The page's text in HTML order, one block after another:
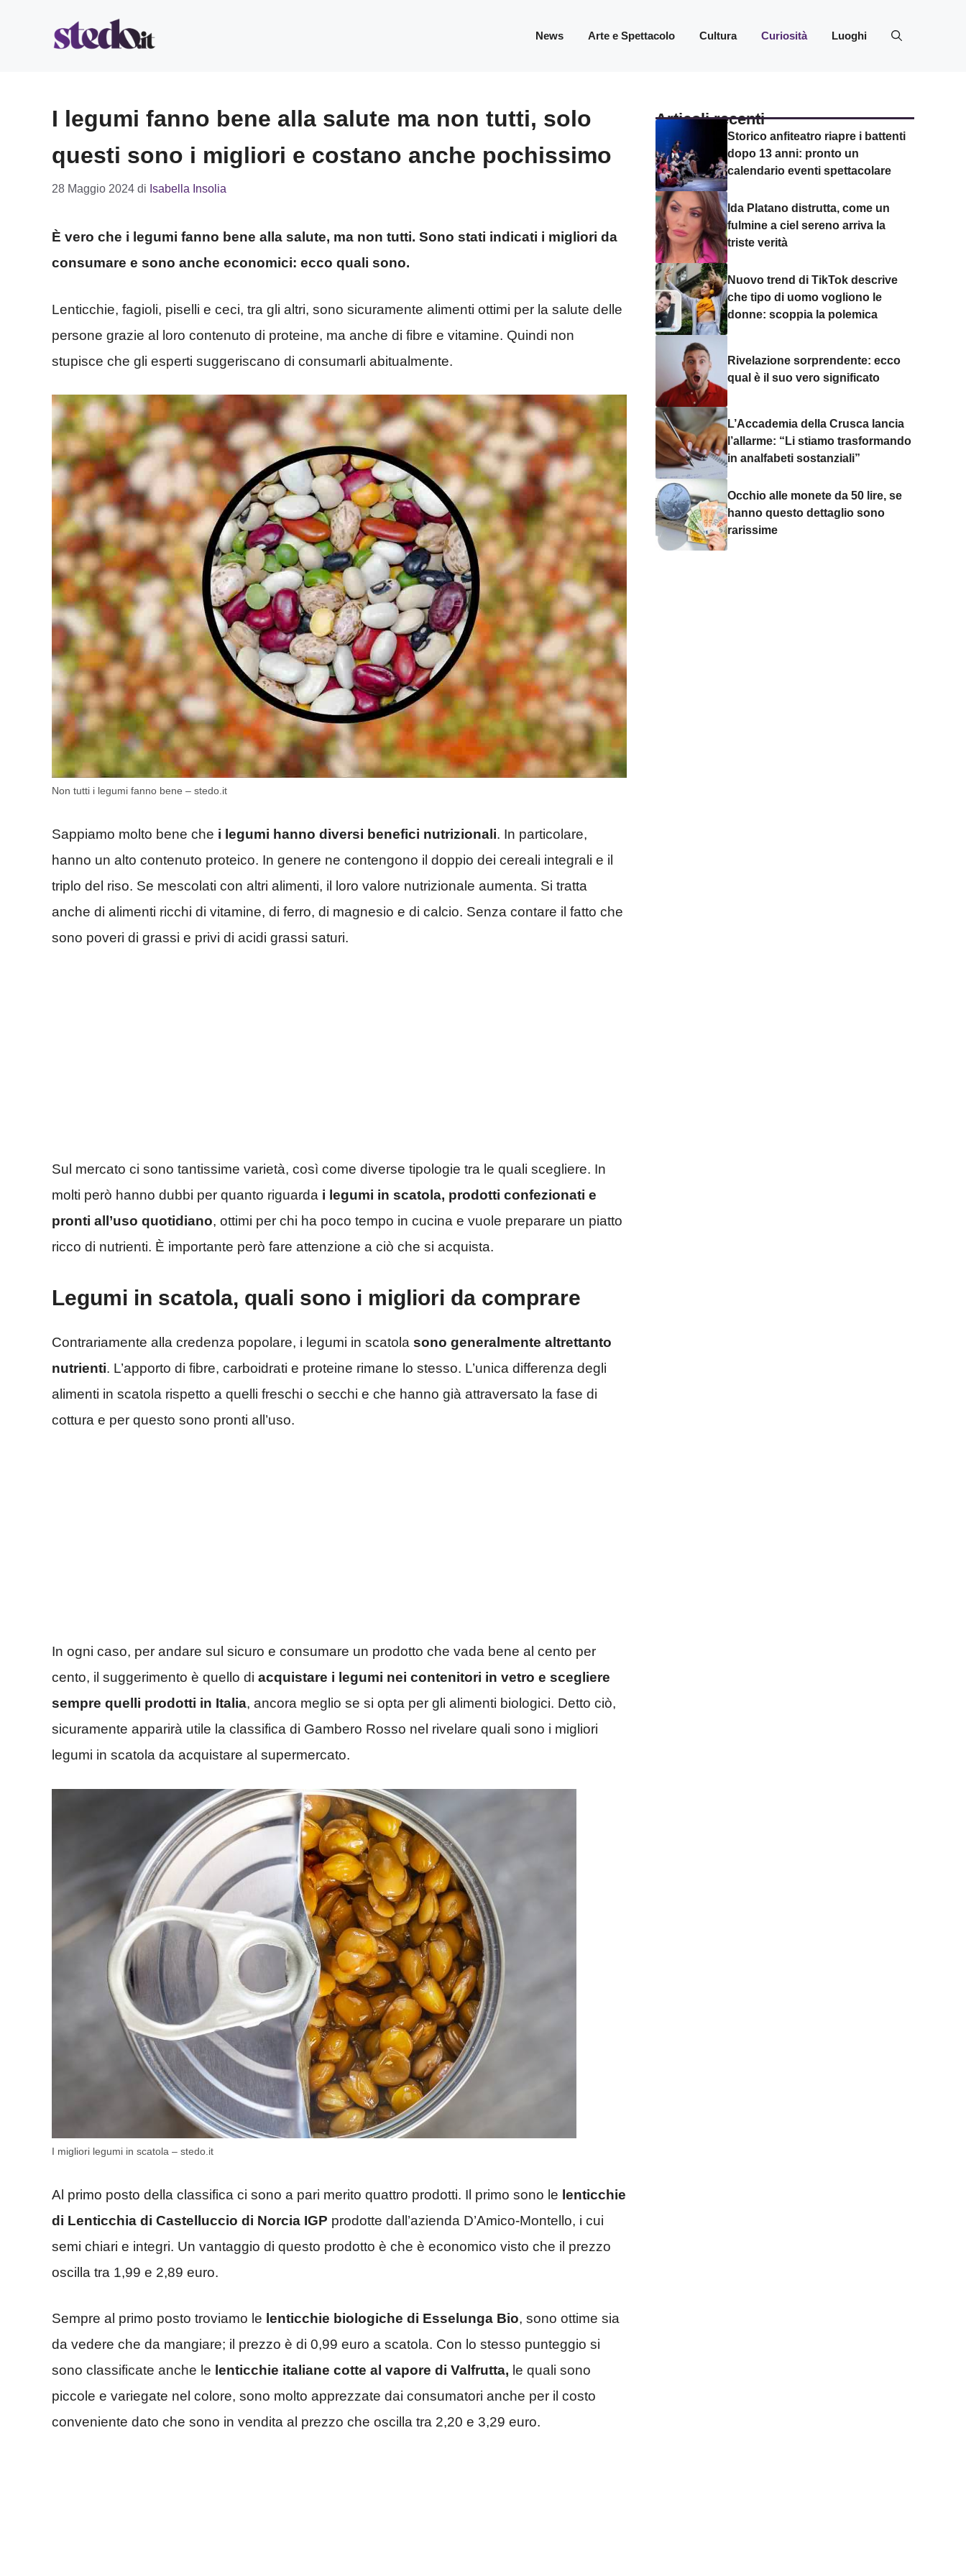
News Arte e Spettacolo Cultura Curiosità Luoghi
I legumi fanno bene alla salute ma non tutti, solo
questi sono i migliori e costano anche pochissimo
28 Maggio 2024 di Isabella Insolia
È vero che i legumi fanno bene alla salute, ma non tutti. Sono stati indicati i migliori da
consumare e sono anche economici: ecco quali sono.
Lenticchie, fagioli, piselli e ceci, tra gli altri, sono sicuramente alimenti ottimi per la salute delle
persone grazie al loro contenuto di proteine, ma anche di fibre e vitamine. Quindi non
stupisce che gli esperti suggeriscano di consumarli abitualmente.
Non tutti i legumi fanno bene – stedo.it
Sappiamo molto bene che i legumi hanno diversi benefici nutrizionali. In particolare,
hanno un alto contenuto proteico. In genere ne contengono il doppio dei cereali integrali e il
triplo del riso. Se mescolati con altri alimenti, il loro valore nutrizionale aumenta. Si tratta
anche di alimenti ricchi di vitamine, di ferro, di magnesio e di calcio. Senza contare il fatto che
sono poveri di grassi e privi di acidi grassi saturi.
Sul mercato ci sono tantissime varietà, così come diverse tipologie tra le quali scegliere. In
molti però hanno dubbi per quanto riguarda i legumi in scatola, prodotti confezionati e
pronti all’uso quotidiano, ottimi per chi ha poco tempo in cucina e vuole preparare un piatto
ricco di nutrienti. È importante però fare attenzione a ciò che si acquista.
Legumi in scatola, quali sono i migliori da comprare
Contrariamente alla credenza popolare, i legumi in scatola sono generalmente altrettanto
nutrienti. L’apporto di fibre, carboidrati e proteine ​​rimane lo stesso. L’unica differenza degli
alimenti in scatola rispetto a quelli freschi o secchi e che hanno già attraversato la fase di
cottura e per questo sono pronti all’uso.
In ogni caso, per andare sul sicuro e consumare un prodotto che vada bene al cento per
cento, il suggerimento è quello di acquistare i legumi nei contenitori in vetro e scegliere
sempre quelli prodotti in Italia, ancora meglio se si opta per gli alimenti biologici. Detto ciò,
sicuramente apparirà utile la classifica di Gambero Rosso nel rivelare quali sono i migliori
legumi in scatola da acquistare al supermercato.
I migliori legumi in scatola – stedo.it
Al primo posto della classifica ci sono a pari merito quattro prodotti. Il primo sono le lenticchie
di Lenticchia di Castelluccio di Norcia IGP prodotte dall’azienda D’Amico-Montello, i cui
semi chiari e integri. Un vantaggio di questo prodotto è che è economico visto che il prezzo
oscilla tra 1,99 e 2,89 euro.
Sempre al primo posto troviamo le lenticchie biologiche di Esselunga Bio, sono ottime sia
da vedere che da mangiare; il prezzo è di 0,99 euro a scatola. Con lo stesso punteggio si
sono classificate anche le lenticchie italiane cotte al vapore di Valfrutta, le quali sono
piccole e variegate nel colore, sono molto apprezzate dai consumatori anche per il costo
conveniente dato che sono in vendita al prezzo che oscilla tra 2,20 e 3,29 euro.
Articoli recenti
Storico anfiteatro riapre i battenti
dopo 13 anni: pronto un
calendario eventi spettacolare
Ida Platano distrutta, come un
fulmine a ciel sereno arriva la
triste verità
Nuovo trend di TikTok descrive
che tipo di uomo vogliono le
donne: scoppia la polemica
Rivelazione sorprendente: ecco
qual è il suo vero significato
L’Accademia della Crusca lancia
l’allarme: “Li stiamo trasformando
in analfabeti sostanziali”
Occhio alle monete da 50 lire, se
hanno questo dettaglio sono
rarissime